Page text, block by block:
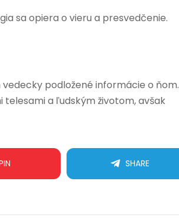
sa opiera o vieru a presvedčenie.
podložené informácie o ňom.
telesami a ľudským životom, avšak
SHARE